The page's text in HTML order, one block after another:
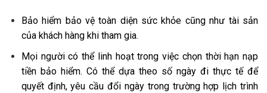
Bảo hiểm bảo vệ toàn diện sức khỏe cũng như tài sản
của khách hàng khi tham gia.
Mọi người có thể linh hoạt trong việc chọn thời hạn nạp
tiền bảo hiểm. Có thể dựa theo số ngày đi thực tế để
quyết định, yêu cầu đổi ngày trong trường hợp lịch trình